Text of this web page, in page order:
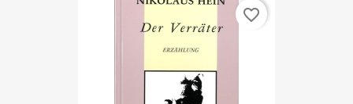
favorite_border